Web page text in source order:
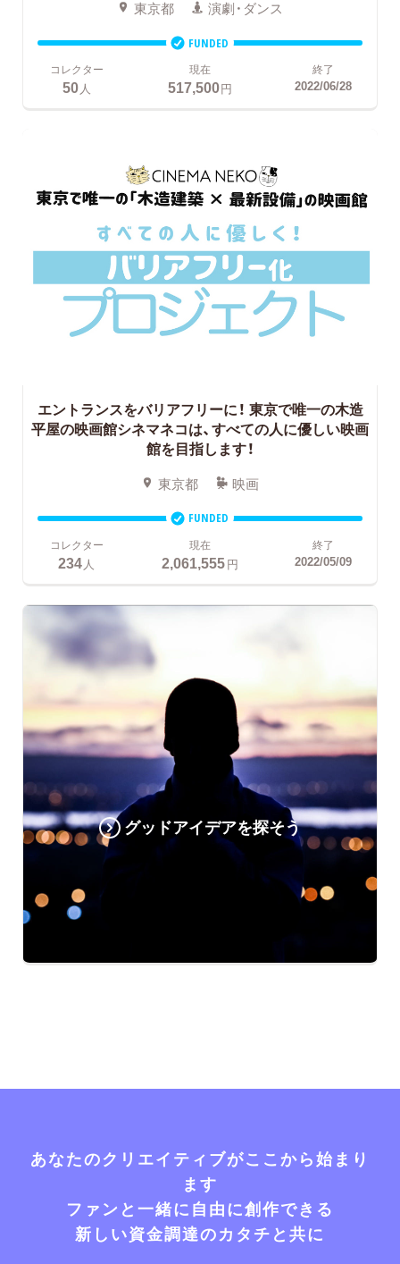
東京都 演劇・ダンス
FUNDED
コレクター
50人
現在
517,500円
終了
2022/06/28
エントランスをバリアフリーに！ 東京で唯一の木造
平屋の映画館シネマネコは、すべての人に優しい映画
館を目指します！
東京都 映画
FUNDED
コレクター
234人
現在
2,061,555円
終了
2022/05/09
グッドアイデアを探そう
あなたのクリエイティブがここから始まり
ます
ファンと一緒に自由に創作できる
新しい資金調達のカタチと共に